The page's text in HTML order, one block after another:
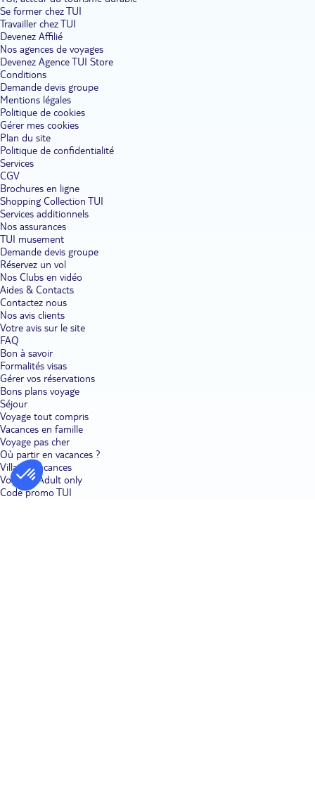
Se former chez TUI
Travailler chez TUI
Devenez Affilié
Nos agences de voyages
Devenez Agence TUI Store
Conditions
Demande devis groupe
Mentions légales
Politique de cookies
Gérer mes cookies
Plan du site
Politique de confidentialité
Services
CGV
Brochures en ligne
Shopping Collection TUI
Services additionnels
Nos assurances
TUI musement
Demande devis groupe
Réservez un vol
Nos Clubs en vidéo
Aides & Contacts
Contactez nous
Nos avis clients
Votre avis sur le site
FAQ
Bon à savoir
Formalités visas
Gérer vos réservations
Bons plans voyage
Séjour
Voyage tout compris
Vacances en famille
Voyage pas cher
Où partir en vacances ?
Villages vacances
Voyages Adult only
Code promo TUI